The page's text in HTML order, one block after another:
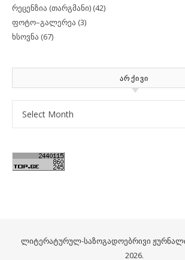
რეცენზია (თარგმანი) (42)
ფოტო–გალერეა (3)
ხსოვნა (67)
ᲐᲠᲥᲘᲕᲘ
ლიტერატურულ-საზოგადოებრივი ჟურნალი
2026.